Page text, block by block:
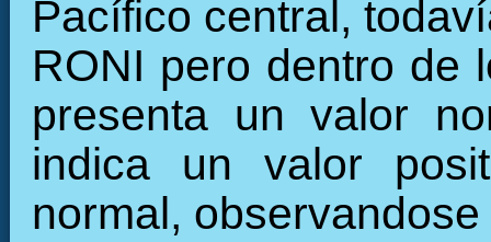
Pacífico central,
RONI pero dentro de
presenta un valor
indica un valor
normal,